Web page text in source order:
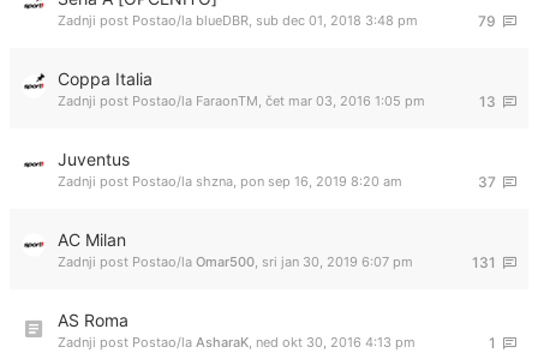
79
Zadnji post Postao/la blueDBR, sub dec 01, 2018 3:48 pm
Coppa Italia
13
Zadnji post Postao/la FaraonTM, čet mar 03, 2016 1:05 pm
Juventus
37
Zadnji post Postao/la shzna, pon sep 16, 2019 8:20 am
AC Milan
131
Zadnji post Postao/la Omar500, sri jan 30, 2019 6:07 pm
AS Roma
1
Zadnji post Postao/la AsharaK, ned okt 30, 2016 4:13 pm